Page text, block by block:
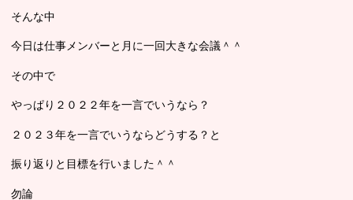
そんな中
今日は仕事メンバーと月に一回大きな会議＾＾
その中で
やっぱり２０２２年を一言でいうなら？
２０２３年を一言でいうならどうする？と
振り返りと目標を行いました＾＾
勿論